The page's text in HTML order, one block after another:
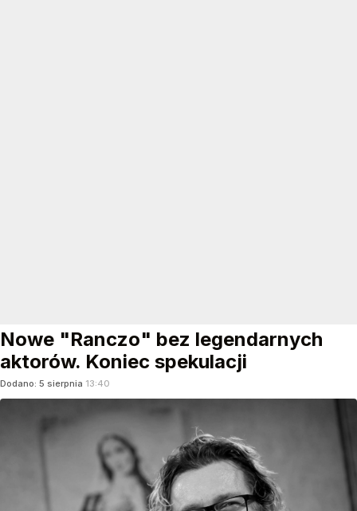
Nowe "Ranczo" bez legendarnych
aktorów. Koniec spekulacji
Dodano: 5 sierpnia 13:40